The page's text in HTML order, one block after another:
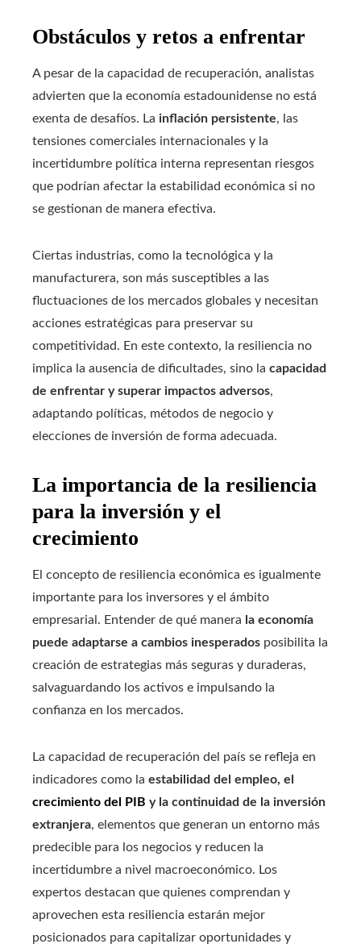
Obstáculos y retos a enfrentar
A pesar de la capacidad de recuperación, analistas
advierten que la economía estadounidense no está
exenta de desafíos. La inflación persistente, las
tensiones comerciales internacionales y la
incertidumbre política interna representan riesgos
que podrían afectar la estabilidad económica si no
se gestionan de manera efectiva.
Ciertas industrias, como la tecnológica y la
manufacturera, son más susceptibles a las
fluctuaciones de los mercados globales y necesitan
acciones estratégicas para preservar su
competitividad. En este contexto, la resiliencia no
implica la ausencia de dificultades, sino la capacidad
de enfrentar y superar impactos adversos,
adaptando políticas, métodos de negocio y
elecciones de inversión de forma adecuada.
La importancia de la resiliencia
para la inversión y el
crecimiento
El concepto de resiliencia económica es igualmente
importante para los inversores y el ámbito
empresarial. Entender de qué manera la economía
puede adaptarse a cambios inesperados posibilita la
creación de estrategias más seguras y duraderas,
salvaguardando los activos e impulsando la
confianza en los mercados.
La capacidad de recuperación del país se refleja en
indicadores como la estabilidad del empleo, el
crecimiento del PIB y la continuidad de la inversión
extranjera, elementos que generan un entorno más
predecible para los negocios y reducen la
incertidumbre a nivel macroeconómico. Los
expertos destacan que quienes comprendan y
aprovechen esta resiliencia estarán mejor
posicionados para capitalizar oportunidades y